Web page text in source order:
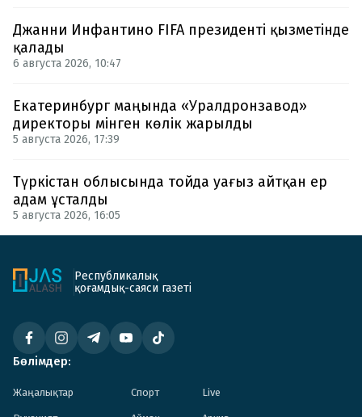
Джанни Инфантино FIFA президенті қызметінде
қалады
6 августа 2026, 10:47
Екатеринбург маңында «Уралдронзавод»
директоры мінген көлік жарылды
5 августа 2026, 17:39
Түркістан облысында тойда уағыз айтқан ер
адам ұсталды
5 августа 2026, 16:05
Республикалық
қоғамдық-саяси газеті
Бөлімдер:
Жаңалықтар Спорт Live